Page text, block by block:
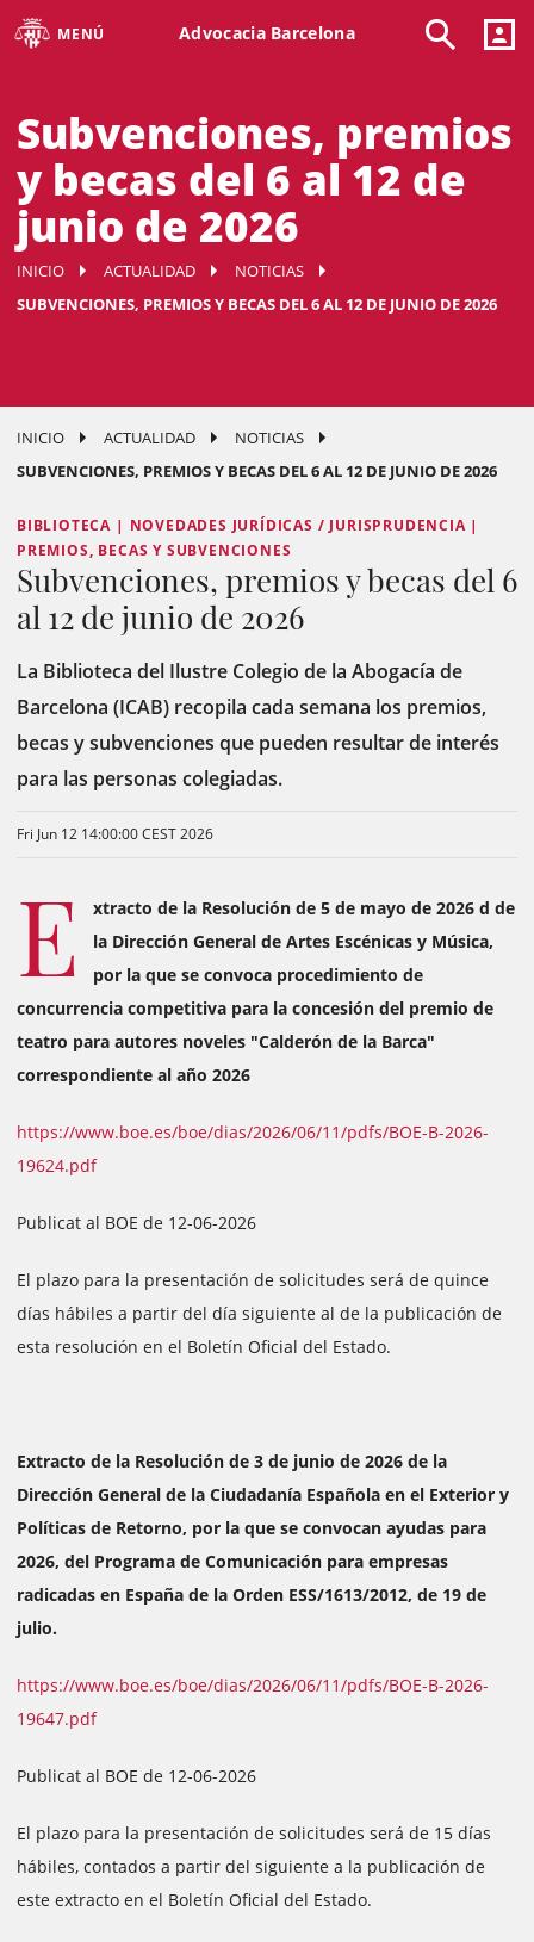
MENÚ Advocacia Barcelona
Subvenciones, premios
y becas del 6 al 12 de
junio de 2026
INICIO ACTUALIDAD
NOTICIAS
SUBVENCIONES, PREMIOS Y BECAS DEL 6 AL 12 DE JUNIO DE 2026
INICIO ACTUALIDAD
NOTICIAS
SUBVENCIONES, PREMIOS Y BECAS DEL 6 AL 12 DE JUNIO DE 2026
BIBLIOTECA | NOVEDADES JURÍDICAS / JURISPRUDENCIA |
PREMIOS, BECAS Y SUBVENCIONES
Subvenciones, premios y becas del 6
al 12 de junio de 2026
La Biblioteca del Ilustre Colegio de la Abogacía de
Barcelona (ICAB) recopila cada semana los premios,
becas y subvenciones que pueden resultar de interés
para las personas colegiadas.
Fri Jun 12 14:00:00 CEST 2026
E
xtracto de la Resolución de 5 de mayo de 2026 d de
la Dirección General de Artes Escénicas y Música,
por la que se convoca procedimiento de
concurrencia competitiva para la concesión del premio de
teatro para autores noveles "Calderón de la Barca"
correspondiente al año 2026
https://www.boe.es/boe/dias/2026/06/11/pdfs/BOE-B-2026-
19624.pdf
Publicat al BOE de 12-06-2026
El plazo para la presentación de solicitudes será de quince
días hábiles a partir del día siguiente al de la publicación de
esta resolución en el Boletín Oficial del Estado.
Extracto de la Resolución de 3 de junio de 2026 de la
Dirección General de la Ciudadanía Española en el Exterior y
Políticas de Retorno, por la que se convocan ayudas para
2026, del Programa de Comunicación para empresas
radicadas en España de la Orden ESS/1613/2012, de 19 de
julio.
https://www.boe.es/boe/dias/2026/06/11/pdfs/BOE-B-2026-
19647.pdf
Publicat al BOE de 12-06-2026
El plazo para la presentación de solicitudes será de 15 días
hábiles, contados a partir del siguiente a la publicación de
este extracto en el Boletín Oficial del Estado.